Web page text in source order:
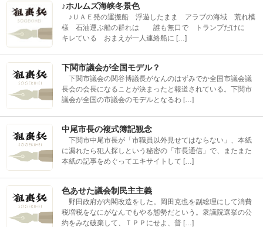
♪ホルムズ海峡冬景色
♪ＵＡＥ発の運搬船 浮遊したまま アラブの海域 荒れ模
様 石油運ぶ船の群れは 誰も無口で トランプだけに
キレている おまえが一人連絡船に […]
下関市議会が全国モデル？
下関市議会の関谷博議長がなんのはずみでか全国市議会議
長会の会長になることが決まったと報道されている。下関市
議会が全国の市議会のモデルとなるわ […]
中尾市長の複式簿記観念
下関市中尾市長が「市職員以外見せてはならない」、本紙
に漏れたら犯人探しという秘密の「市長通信」で、またまた
本紙の記事をめぐってエキサイトして […]
色あせた議会制民主主義
野田政府が内閣改造をした。岡田克也を副総理にして消費
税増税をなにがなんでもやる態勢だという。衆議院選挙の公
約をみな破棄して、ＴＰＰにせよ、普 […]